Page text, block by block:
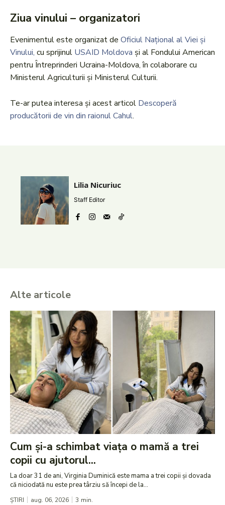
Ziua vinului – organizatori
Evenimentul este organizat de Oficiul Național al Viei și
Vinului, cu sprijinul USAID Moldova și al Fondului American
pentru Întreprinderi Ucraina-Moldova, în colaborare cu
Ministerul Agriculturii și Ministerul Culturii.
Te-ar putea interesa și acest articol Descoperă
producătorii de vin din raionul Cahul.
Lilia Nicuriuc
Staff Editor
Alte articole
Cum și-a schimbat viața o mamă a trei
copii cu ajutorul...
La doar 31 de ani, Virginia Duminică este mama a trei copii și dovada
că niciodată nu este prea târziu să începi de la...
ȘTIRI aug. 06, 2026 3 min.